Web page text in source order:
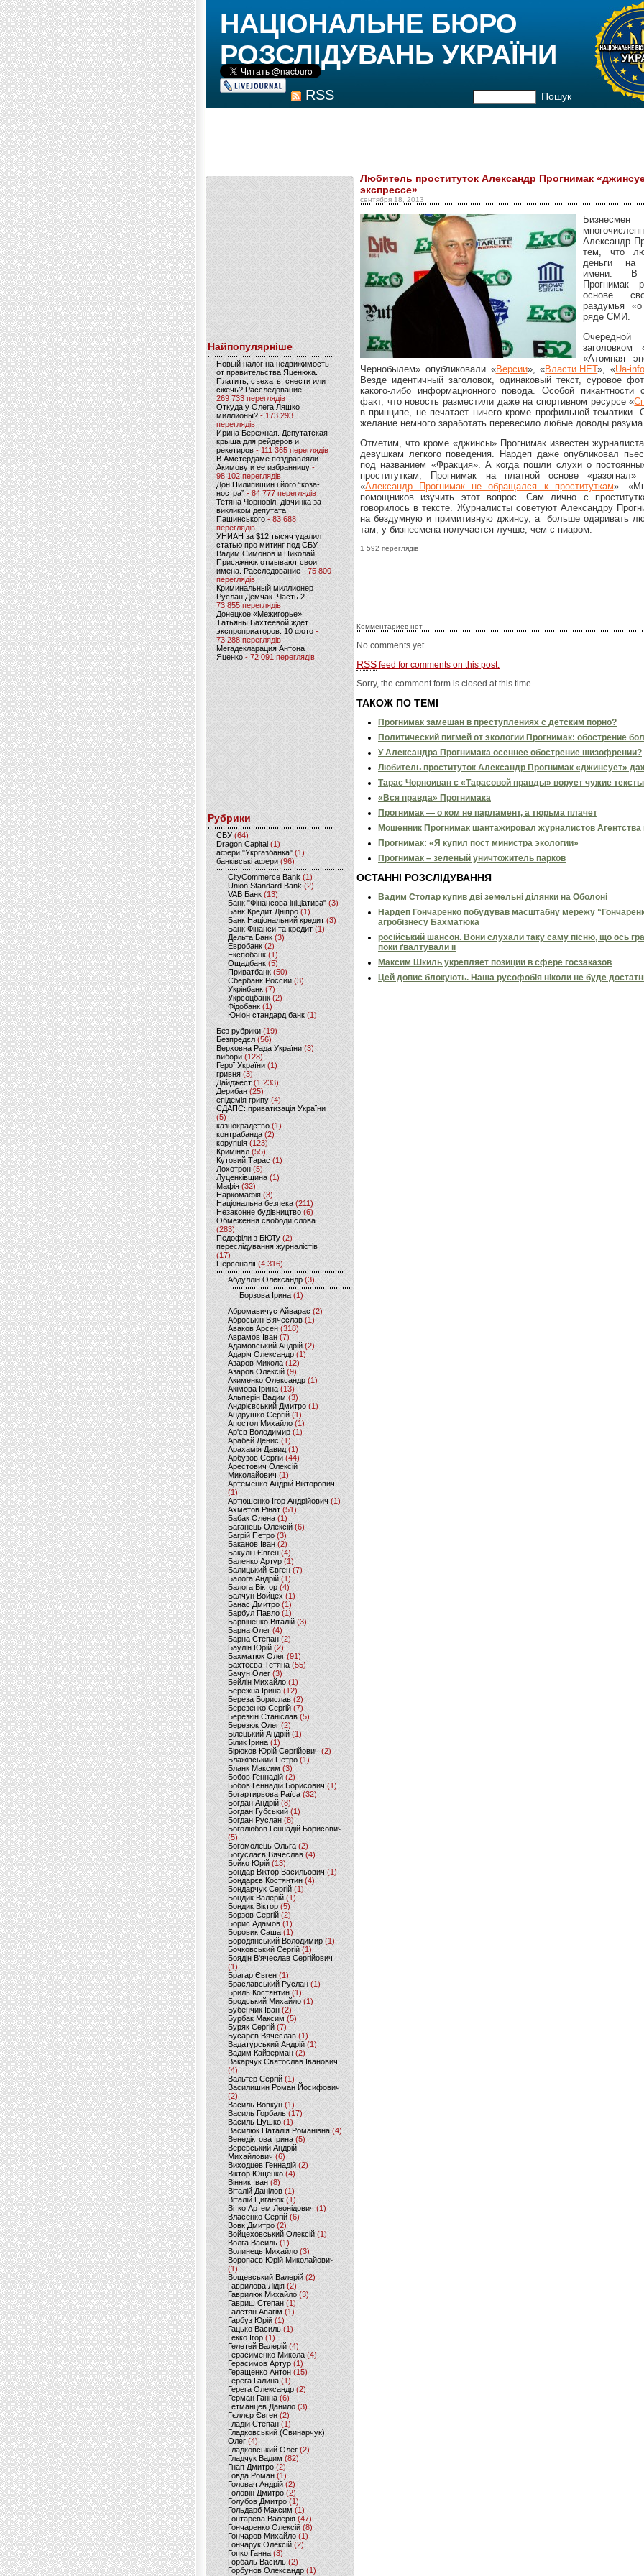
RSS Пошук
НАЦІОНАЛЬНЕ БЮРО
РОЗСЛІДУВАНЬ УКРАЇНИ
Найпопулярніше
Новый налог на недвижимость
от правительства Яценюка.
Платить, съехать, снести или
сжечь? Расследование-
269 733 переглядів
Откуда у Олега Ляшко
миллионы? - 173 293
переглядів
Ирина Бережная. Депутатская
крыша для рейдеров и
рекетиров - 111 365 переглядів
В Амстердаме поздравляли
Акимову и ее избранницу -
98 102 переглядів
Дон Пилипишин і його “коза-
ностра” - 84 777 переглядів
Тетяна Чорновіл: дівчинка за
викликом депутата
Пашинського- 83 688
переглядів
УНИАН за $12 тысяч удалил
статью про митинг под СБУ.
Вадим Симонов и Николай
Присяжнюк отмывают свои
имена. Расследование - 75 800
переглядів
Криминальный миллионер
Руслан Демчак. Часть 2-
73 855 переглядів
Донецкое «Межигорье»
Татьяны Бахтеевой ждет
экспроприаторов. 10 фото -
73 288 переглядів
Мегадекларация Антона
Яценко - 72 091 переглядів
Рубрики
CБУ (64)
Dragon Capital (1)
афери "Укргазбанка" (1)
банківські афери (96)
CityCommerce Bank (1)
Union Standard Bank (2)
VAB Банк (13)
Банк "Фінансова ініціатива" (3)
Банк Кредит Дніпро (1)
Банк Національний кредит (3)
Банк Фінанси та кредит (1)
Дельта Банк (3)
Евробанк(2)
Експобанк (1)
Ощадбанк(5)
Приватбанк (50)
Сбербанк России (3)
Укрінбанк(7)
Укрсоцбанк (2)
Фідобанк (1)
Юніон стандард банк(1)
Без рубрики (19)
Безпредєл(56)
Верховна Рада України (3)
вибори(128)
Герої України(1)
гривня (3)
Дайджест (1 233)
Дерибан (25)
епідемія грипу (4)
ЄДАПС: приватизація України
(5)
казнокрадство (1)
контрабанда (2)
корупція (123)
Кримінал (55)
Кутовий Тарас (1)
Лохотрон(5)
Луценківщина (1)
Мафія (32)
Наркомафія (3)
Національна безпека (211)
Незаконне будівництво(6)
Обмеження свободи слова
(283)
Педофіли з БЮТу (2)
переслідування журналістів
(17)
Персоналії (4 316)
Абдуллін Олександр (3)
Борзова Ірина(1)
Абромавичус Айварас (2)
Аброськін В’ячеслав(1)
Аваков Арсен (318)
Аврамов Іван (7)
Адамовський Андрій(2)
Адаріч Олександр (1)
Азаров Микола (12)
Азаров Олексій (9)
Акименко Олександр(1)
Акімова Ірина(13)
Альперін Вадим (3)
Андрієвський Дмитро(1)
Андрушко Сергій(1)
Апостол Михайло(1)
Ар'єв Володимир (1)
Арабей Денис(1)
Арахамія Давид (1)
Арбузов Сергій (44)
Арестович Олексій
Миколайович(1)
Артеменко Андрій Вікторович
(1)
Артюшенко Ігор Андрійович(1)
Ахметов Рінат(51)
Бабак Олена(1)
Баганець Олексій(6)
Багрій Петро (3)
Баканов Іван(2)
Бакулін Євген (4)
Баленко Артур(1)
Балицький Євген(7)
Балога Андрій (1)
Балога Віктор (4)
Балчун Войцех (1)
Банас Дмитро (1)
Барбул Павло(1)
Барвіненко Віталій(3)
Барна Олег (4)
Барна Степан (2)
Баулін Юрій (2)
Бахматюк Олег (91)
Бахтеєва Тетяна(55)
Бачун Олег (3)
Бейлін Михайло (1)
Бережна Ірина(12)
Береза Борислав(2)
Березенко Сергій (7)
Березкін Станіслав (5)
Березюк Олег(2)
Білецький Андрій (1)
Білик Ірина (1)
Бірюков Юрій Сергійович (2)
Блажівський Петро (1)
Бланк Максим(3)
Бобов Геннадій (2)
Бобов Геннадій Борисович (1)
Богартирьова Раїса (32)
Богдан Андрій(8)
Богдан Губський (1)
Богдан Руслан(8)
Боголюбов Геннадій Борисович
(5)
Богомолець Ольга (2)
Богуслаєв Вячеслав (4)
Бойко Юрій (13)
Бондар Віктор Васильович (1)
Бондарєв Костянтин (4)
Бондарчук Сергій(1)
Бондик Валерій (1)
Бондик Віктор(5)
Борзов Сергiй (2)
Борис Адамов(1)
Боровик Саша (1)
Бородянський Володимир (1)
Бочковський Сергій (1)
Боядін В'ячеслав Сергійович
(1)
Брагар Євген (1)
Браславський Руслан (1)
Бриль Костянтин (1)
Бродський Михайло (1)
Бубенчик Іван(2)
Бурбак Максим (5)
Буряк Сергій (7)
Бусарєв Вячеслав (1)
Вадатурський Андрій (1)
Вадим Кайзерман (2)
Вакарчук Святослав Іванович
(4)
Вальтер Сергій (1)
Василишин Роман Йосифович
(2)
Василь Вовкун (1)
Василь Горбаль (17)
Василь Цушко (1)
Василюк Наталія Романівна (4)
Венедіктова Ірина(5)
Веревський Андрій
Михайлович (6)
Виходцев Геннадій (2)
Віктор Ющенко (4)
Вінник Іван (8)
Віталій Данілов (1)
Віталій Циганок (1)
Вітко Артем Леонідович(1)
Власенко Сергій (6)
Вовк Дмитро(2)
Войцеховський Олексій(1)
Волга Василь (1)
Волинець Михайло (3)
Воропаєв Юрій Миколайович
(1)
Вощевський Валерій(2)
Гаврилова Лідія (2)
Гаврилюк Михайло (3)
Гавриш Степан (1)
Галстян Авагім (1)
Гарбуз Юрій (1)
Гацько Василь (1)
Гекко Ігор(1)
Гелетей Валерій (4)
Герасименко Микола (4)
Герасимов Артур (1)
Геращенко Антон(15)
Герега Галина (1)
Герега Олександр (2)
Герман Ганна (6)
Гетманцев Данило (3)
Гєллєр Євген (2)
Гладій Степан(1)
Гладковський (Свинарчук)
Олег (4)
Гладковський Олег (2)
Гладчук Вадим (82)
Гнап Дмитро (2)
Говда Роман(1)
Головач Андрій (2)
Головін Дмитро (2)
Голубов Дмитро (1)
Гольдарб Максим(1)
Гонтарева Валерія (47)
Гончаренко Олексій(8)
Гончаров Михайло (1)
Гончарук Олексій (2)
Гопко Ганна (3)
Горбаль Василь (2)
Горбунов Олександр (1)
Любитель проституток Александр Прогнимак
экспрессе»
сентября 18, 2013
Александр
тем, что
деньги на
имени. В
Прогнимак
основе
раздумья
ряде СМИ.
Очередной
заголовком
«Атомная
Чернобылем» опубликовали «Версии», «Власти.НЕТ», «Ua-info
Везде идентичный заголовок, одинаковый текст, суровое
какого-либо информационного повода. Особой пикантности
факт, что новость разместили даже на спортивном ресурсе «
в принципе, не печатает ничего кроме профильной
желание немного заработать перевесило любые доводы
Отметим, что кроме «джинсы» Прогнимак известен
девушкам легкого поведения. Нардеп даже опубликовал
под названием «Фракция». А когда пошли слухи о
проституткам, Прогнимак на платной основе
«Александр Прогнимак не обращался к проституткам».
помощников изучить этот вопрос. Сам лично с
говорилось в тексте. Журналисты советуют Александру
на бездумную и примитивную джинсу, а больше одаривать
там, у бизнесмена получается лучше, чем с пиаром.
1 592 переглядів
Комментариев нет
No comments yet.
RSS feed for comments on this post.
Sorry, the comment form is closed at this time.
ТАКОЖ ПО ТЕМІ
Прогнимак замешан в преступлениях с детским порно?
Политический пигмей от экологии Прогнимак: обострение
У Александра Прогнимака осеннее обострение шизофрении?
Любитель проституток Александр Прогнимак «джинсует»
Тарас Чорноиван с «Тарасовой правды» ворует чужие тексты
«Вся правда» Прогнимака
Прогнимак — о ком не парламент, а тюрьма плачет
Мошенник Прогнимак шантажировал журналистов Агентства
Прогнимак: «Я купил пост министра экологии»
Прогнимак – зеленый уничтожитель парков
ОСТАННІ РОЗСЛІДУВАННЯ
Вадим Столар купив дві земельні ділянки на Оболоні
Нардеп Гончаренко побудував масштабну мережу
агробізнесу Бахматюка
російський шансон. Вони слухали таку саму пісню, що ось
поки ґвалтували її
Максим Шкиль укрепляет позиции в сфере госзаказов
Цей допис блокують. Наша русофобія ніколи не буде